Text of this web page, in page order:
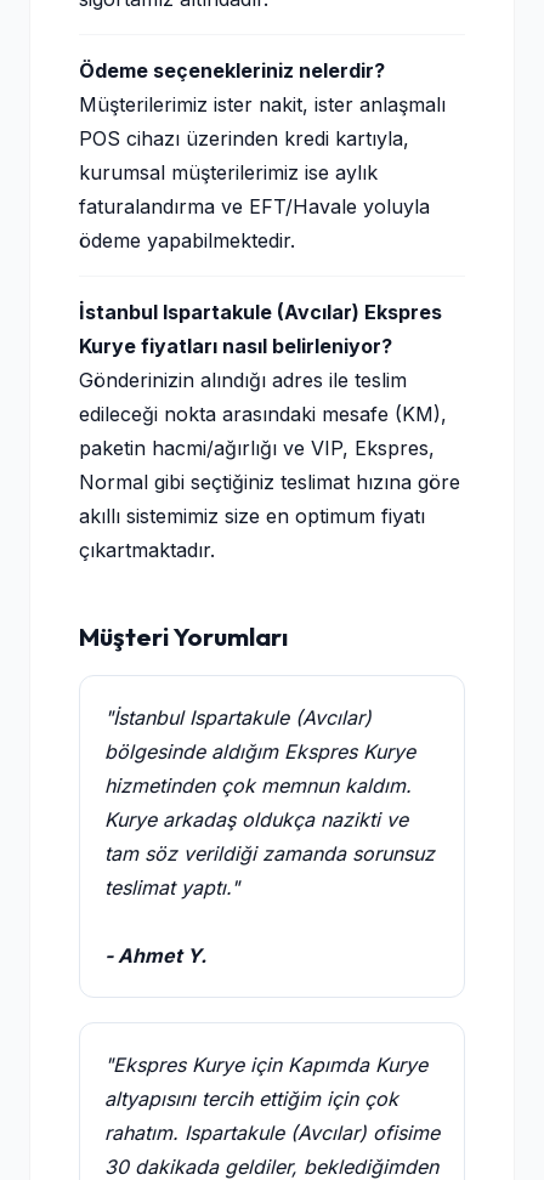
Ödeme seçenekleriniz nelerdir?
Müşterilerimiz ister nakit, ister anlaşmalı
POS cihazı üzerinden kredi kartıyla,
kurumsal müşterilerimiz ise aylık
faturalandırma ve EFT/Havale yoluyla
ödeme yapabilmektedir.
İstanbul Ispartakule (Avcılar) Ekspres
Kurye fiyatları nasıl belirleniyor?
Gönderinizin alındığı adres ile teslim
edileceği nokta arasındaki mesafe (KM),
paketin hacmi/ağırlığı ve VIP, Ekspres,
Normal gibi seçtiğiniz teslimat hızına göre
akıllı sistemimiz size en optimum fiyatı
çıkartmaktadır.
Müşteri Yorumları
"İstanbul Ispartakule (Avcılar)
bölgesinde aldığım Ekspres Kurye
hizmetinden çok memnun kaldım.
Kurye arkadaş oldukça nazikti ve
tam söz verildiği zamanda sorunsuz
teslimat yaptı."
- Ahmet Y.
"Ekspres Kurye için Kapımda Kurye
altyapısını tercih ettiğim için çok
rahatım. Ispartakule (Avcılar) ofisime
30 dakikada geldiler, beklediğimden